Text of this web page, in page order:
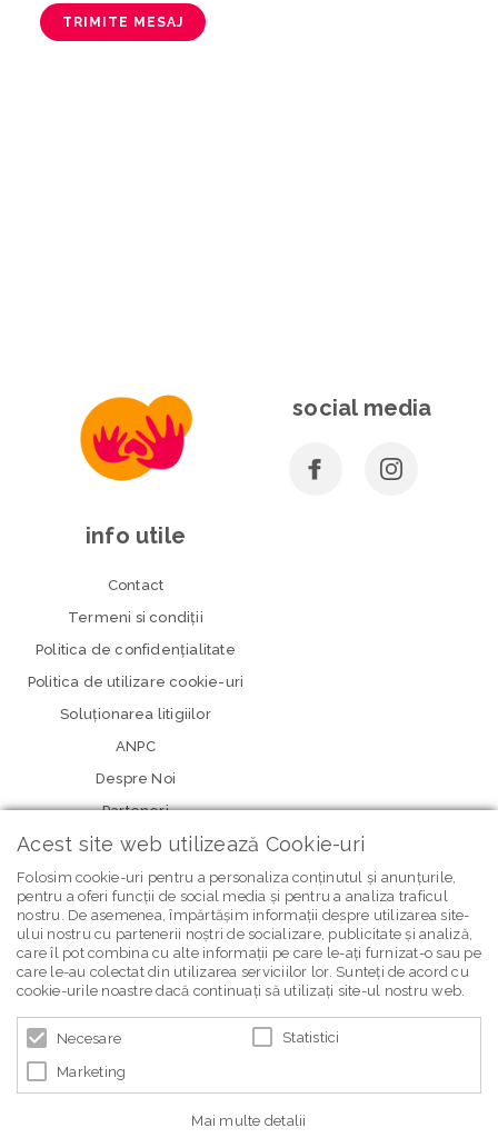
TRIMITE MESAJ
social media
info utile
Contact
Termeni si condiţii
Politica de confidenţialitate
Politica de utilizare cookie-uri
Soluționarea litigiilor
ANPC
Despre Noi
Parteneri
newsletter Bebe Brands
Acest site web utilizează Cookie-uri
Folosim cookie-uri pentru a personaliza conținutul și anunțurile,
pentru a oferi funcții de social media și pentru a analiza traficul
nostru. De asemenea, împărtășim informații despre utilizarea site-
ului nostru cu partenerii noștri de socializare, publicitate și analiză,
care îl pot combina cu alte informații pe care le-ați furnizat-o sau pe
care le-au colectat din utilizarea serviciilor lor. Sunteți de acord cu
cookie-urile noastre dacă continuați să utilizați site-ul nostru web.
Necesare Statistici
Marketing
Mai multe detalii